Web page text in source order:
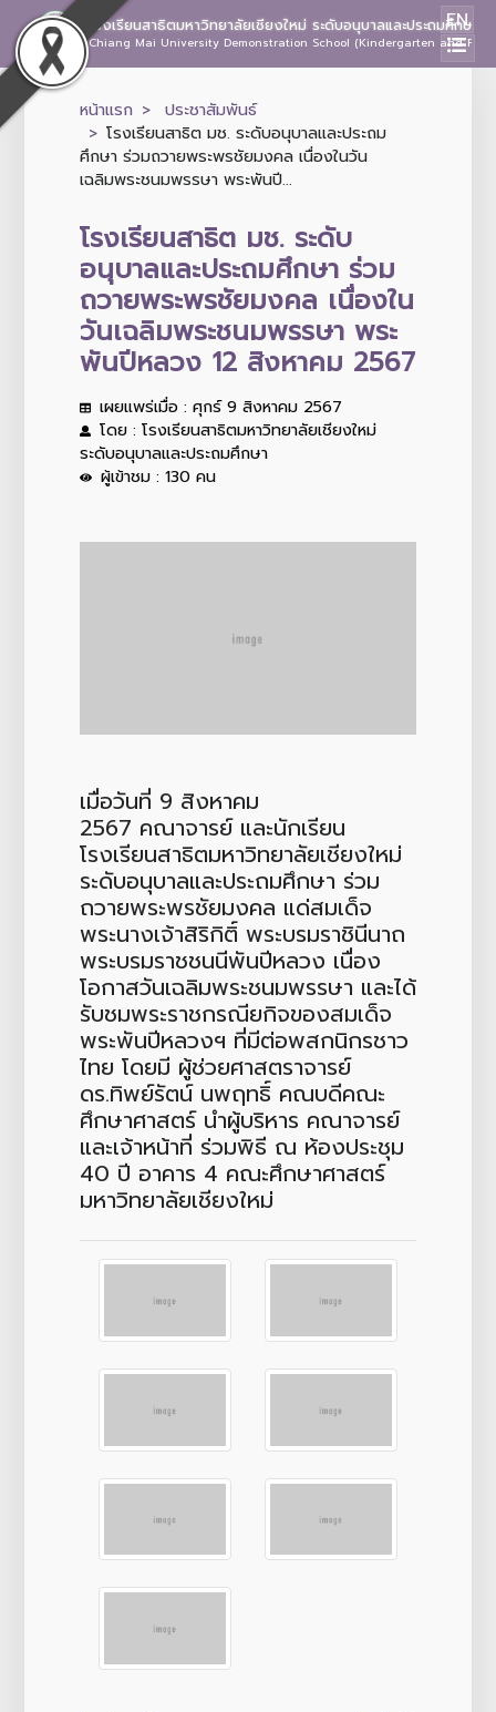
โรงเรียนสาธิตมหาวิทยาลัยเชียงใหม่ ระดับอนุบาลและประถมศึกษา
Chiang Mai University Demonstration School (Kindergarten and
EN
หน้าแรก
ประชาสัมพันธ์
โรงเรียนสาธิต มช. ระดับอนุบาลและประถม
ศึกษา ร่วมถวายพระพรชัยมงคล เนื่องในวัน
เฉลิมพระชนมพรรษา พระพันปี...
โรงเรียนสาธิต มช. ระดับ
อนุบาลและประถมศึกษา ร่วม
ถวายพระพรชัยมงคล เนื่องใน
วันเฉลิมพระชนมพรรษา พระ
พันปีหลวง 12 สิงหาคม 2567
เผยแพร่เมื่อ : ศุกร์ 9 สิงหาคม 2567
โดย : โรงเรียนสาธิตมหาวิทยาลัยเชียงใหม่
ระดับอนุบาลและประถมศึกษา
ผู้เข้าชม : 130 คน
เมื่อวันที่ 9 สิงหาคม
2567 คณาจารย์ และนักเรียน
โรงเรียนสาธิตมหาวิทยาลัยเชียงใหม่
ระดับอนุบาลและประถมศึกษา ร่วม
ถวายพระพรชัยมงคล แด่สมเด็จ
พระนางเจ้าสิริกิติ์ พระบรมราชินีนาถ
พระบรมราชชนนีพันปีหลวง เนื่อง
โอกาสวันเฉลิมพระชนมพรรษา และได้
รับชมพระราชกรณียกิจของสมเด็จ
พระพันปีหลวงฯ ที่มีต่อพสกนิกรชาว
ไทย โดยมี ผู้ช่วยศาสตราจารย์
ดร.ทิพย์รัตน์ นพฤทธิ์ คณบดีคณะ
ศึกษาศาสตร์ นำผู้บริหาร คณาจารย์
และเจ้าหน้าที่ ร่วมพิธี ณ ห้องประชุม
40 ปี อาคาร 4 คณะศึกษาศาสตร์
มหาวิทยาลัยเชียงใหม่